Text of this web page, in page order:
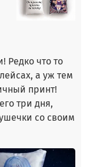
Редко что то
а уж тем
принт!
три дня,
со своим